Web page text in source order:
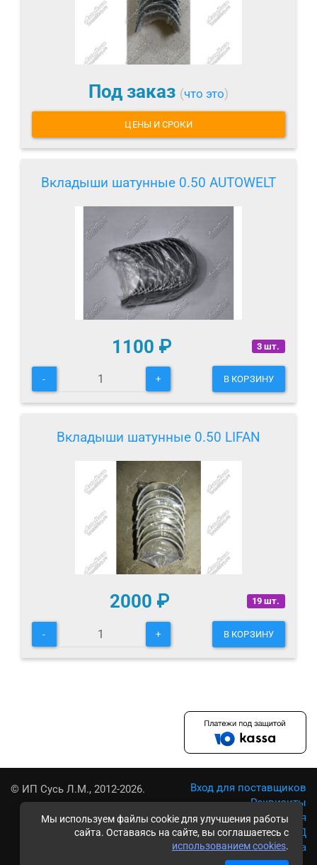
Мы используем файлы cookie для улучшения работы
сайта. Оставаясь на сайте, вы соглашаетесь с
использованием cookies.
Под заказ (что это)
ЦЕНЫ И СРОКИ
Вкладыши шатунные 0.50 AUTOWELT
3 шт.
1100 ₽
- + В КОРЗИНУ
Вкладыши шатунные 0.50 LIFAN
19 шт.
2000 ₽
- + В КОРЗИНУ
© ИП Сусь Л.М., 2012-2026.
Вход для поставщиков
Реквизиты
Условия использования
Политика обработки ПД
Карта сайта